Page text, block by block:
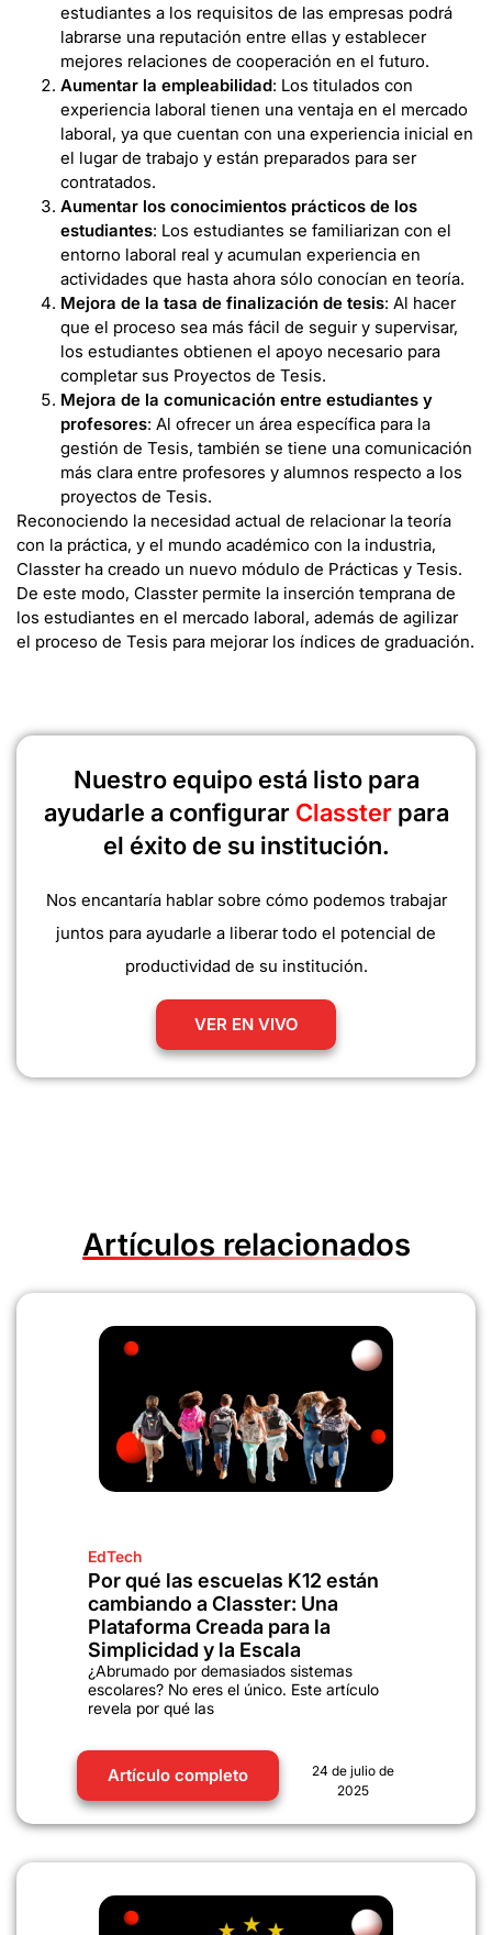
estudiantes a los requisitos de las empresas podrá
labrarse una reputación entre ellas y establecer
mejores relaciones de cooperación en el futuro.
Aumentar la empleabilidad: Los titulados con
experiencia laboral tienen una ventaja en el mercado
laboral, ya que cuentan con una experiencia inicial en
el lugar de trabajo y están preparados para ser
contratados.
Aumentar los conocimientos prácticos de los
estudiantes: Los estudiantes se familiarizan con el
entorno laboral real y acumulan experiencia en
actividades que hasta ahora sólo conocían en teoría.
Mejora de la tasa de finalización de tesis: Al hacer
que el proceso sea más fácil de seguir y supervisar,
los estudiantes obtienen el apoyo necesario para
completar sus Proyectos de Tesis.
Mejora de la comunicación entre estudiantes y
profesores: Al ofrecer un área específica para la
gestión de Tesis, también se tiene una comunicación
más clara entre profesores y alumnos respecto a los
proyectos de Tesis.
Reconociendo la necesidad actual de relacionar la teoría
con la práctica, y el mundo académico con la industria,
Classter ha creado un nuevo módulo de Prácticas y Tesis.
De este modo, Classter permite la inserción temprana de
los estudiantes en el mercado laboral, además de agilizar
el proceso de Tesis para mejorar los índices de graduación.
Nuestro equipo está listo para
ayudarle a configurar Classter para
el éxito de su institución.
Nos encantaría hablar sobre cómo podemos trabajar
juntos para ayudarle a liberar todo el potencial de
productividad de su institución.
VER EN VIVO
Artículos relacionados
EdTech
Por qué las escuelas K12 están
cambiando a Classter: Una
Plataforma Creada para la
Simplicidad y la Escala
¿Abrumado por demasiados sistemas
escolares? No eres el único. Este artículo
revela por qué las
Artículo completo
24 de julio de
2025